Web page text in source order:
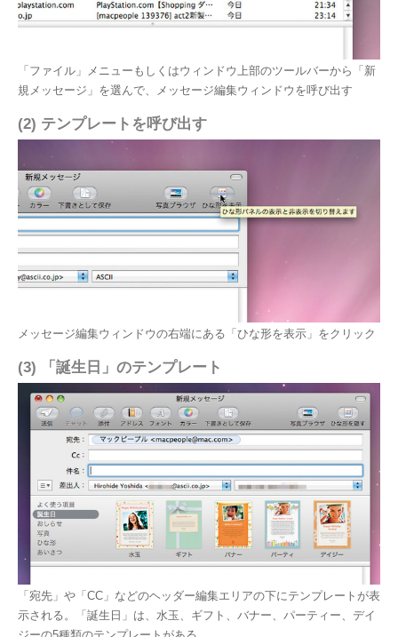
「ファイル」メニューもしくはウィンドウ上部のツールバーから「新
規メッセージ」を選んで、メッセージ編集ウィンドウを呼び出す
(2) テンプレートを呼び出す
メッセージ編集ウィンドウの右端にある「ひな形を表示」をクリック
(3) 「誕生日」のテンプレート
「宛先」や「CC」などのヘッダー編集エリアの下にテンプレートが表
示される。「誕生日」は、水玉、ギフト、バナー、パーティー、デイ